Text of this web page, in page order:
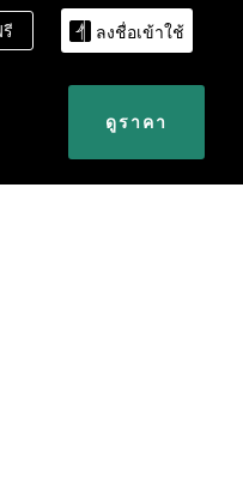
ลงชื่อเข้าใช้
ดูราคา